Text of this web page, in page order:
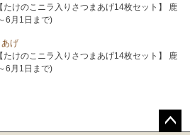
たけのこニラ入りさつまあげ14枚セット】 鹿
6月1日まで)
げ
たけのこニラ入りさつまあげ14枚セット】 鹿
6月1日まで)